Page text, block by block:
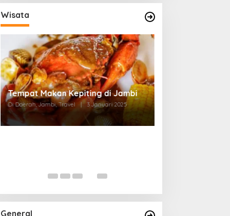
Wisata
Tempat Makan di Thehok Jambi
Di Daerah, Jambi, Travel | 3 Januari 2025
General